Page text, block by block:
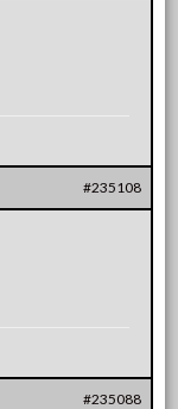
#235108
#235088